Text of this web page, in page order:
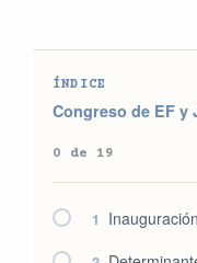
ÍNDICE
Congreso de EF y
0 de 19
1